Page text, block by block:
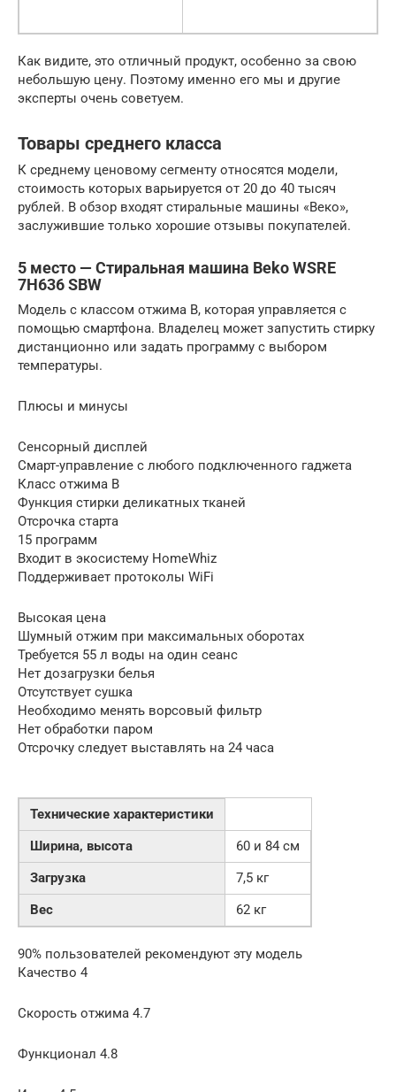
Как видите, это отличный продукт, особенно за свою
небольшую цену. Поэтому именно его мы и другие
эксперты очень советуем.
Товары среднего класса
К среднему ценовому сегменту относятся модели,
стоимость которых варьируется от 20 до 40 тысяч
рублей. В обзор входят стиральные машины «Веко»,
заслужившие только хорошие отзывы покупателей.
5 место — Стиральная машина Beko WSRE
7H636 SBW
Модель с классом отжима B, которая управляется с
помощью смартфона. Владелец может запустить стирку
дистанционно или задать программу с выбором
температуры.
Плюсы и минусы
Сенсорный дисплей
Смарт-управление с любого подключенного гаджета
Класс отжима B
Функция стирки деликатных тканей
Отсрочка старта
15 программ
Входит в экосистему HomeWhiz
Поддерживает протоколы WiFi
Высокая цена
Шумный отжим при максимальных оборотах
Требуется 55 л воды на один сеанс
Нет дозагрузки белья
Отсутствует сушка
Необходимо менять ворсовый фильтр
Нет обработки паром
Отсрочку следует выставлять на 24 часа
Технические характеристики
Ширина, высота
60 и 84 см
Загрузка
7,5 кг
Вес
62 кг
90% пользователей рекомендуют эту модель
Качество 4
Скорость отжима 4.7
Функционал 4.8